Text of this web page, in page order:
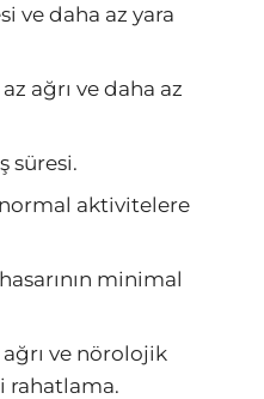
ve daha az yara
ağrı ve daha az
süresi.
normal aktivitelere
minimal
ağrı ve nörolojik
rahatlama.